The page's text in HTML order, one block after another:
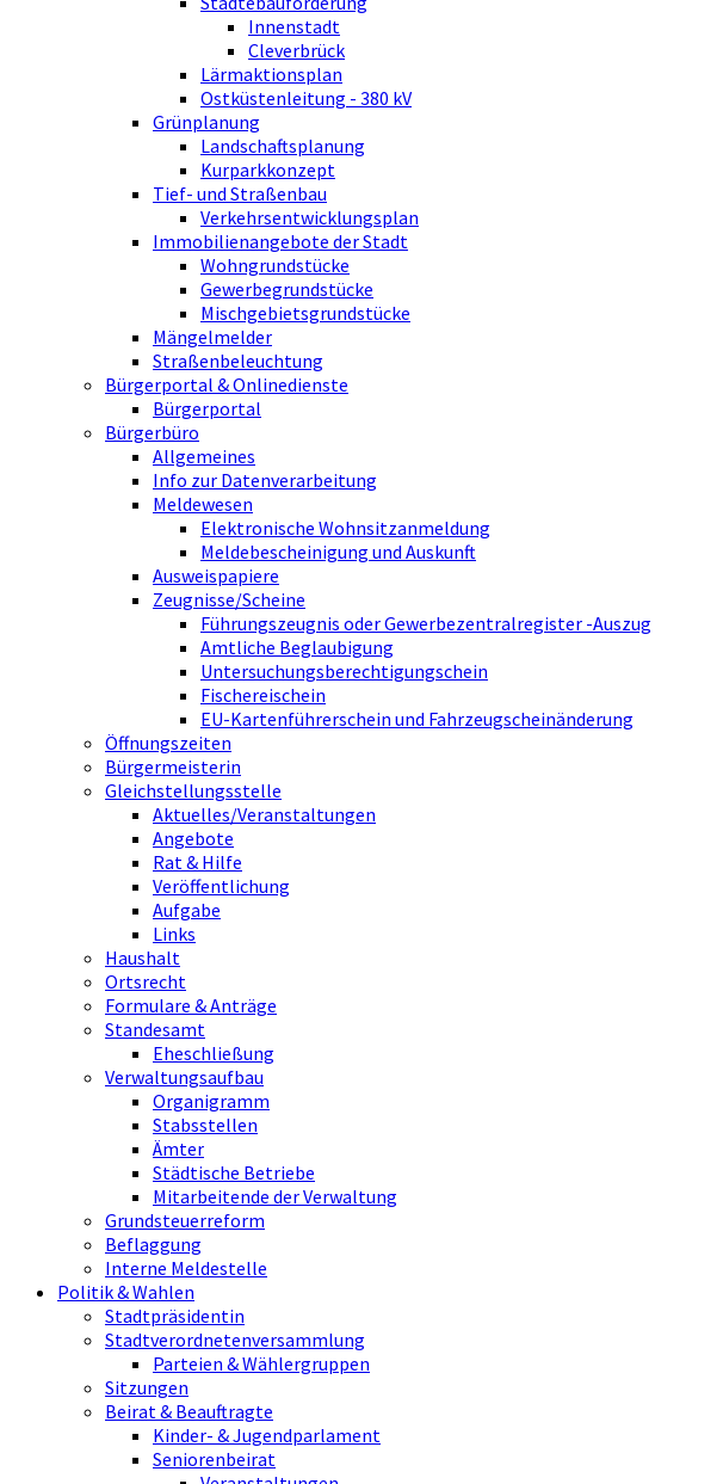
Innenstadt
Cleverbrück
Lärmaktionsplan
Ostküstenleitung - 380 kV
Grünplanung
Landschaftsplanung
Kurparkkonzept
Tief- und Straßenbau
Verkehrsentwicklungsplan
Immobilienangebote der Stadt
Wohngrundstücke
Gewerbegrundstücke
Mischgebietsgrundstücke
Mängelmelder
Straßenbeleuchtung
Bürgerportal & Onlinedienste
Bürgerportal
Bürgerbüro
Allgemeines
Info zur Datenverarbeitung
Meldewesen
Elektronische Wohnsitzanmeldung
Meldebescheinigung und Auskunft
Ausweispapiere
Zeugnisse/Scheine
Führungszeugnis oder Gewerbezentralregister -Auszug
Amtliche Beglaubigung
Untersuchungsberechtigungschein
Fischereischein
EU-Kartenführerschein und Fahrzeugscheinänderung
Öffnungszeiten
Bürgermeisterin
Gleichstellungsstelle
Aktuelles/Veranstaltungen
Angebote
Rat & Hilfe
Veröffentlichung
Aufgabe
Links
Haushalt
Ortsrecht
Formulare & Anträge
Standesamt
Eheschließung
Verwaltungsaufbau
Organigramm
Stabsstellen
Ämter
Städtische Betriebe
Mitarbeitende der Verwaltung
Grundsteuerreform
Beflaggung
Interne Meldestelle
Politik & Wahlen
Stadtpräsidentin
Stadtverordnetenversammlung
Parteien & Wählergruppen
Sitzungen
Beirat & Beauftragte
Kinder- & Jugendparlament
Seniorenbeirat